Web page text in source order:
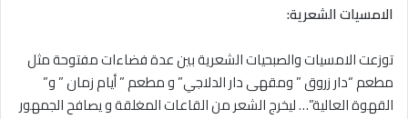
الامسيات الشعرية:
توزعت الامسيات والصبحيات الشعرية بين عدة فضاءات مفتوحة مثل
مطعم “دار زروق ” ومقهى دار الدلاجي” و مطعم ” أيام زمان ” و”
القهوة العالية”… ليخرج الشعر من القاعات المغلقة و يصافح الجمهور